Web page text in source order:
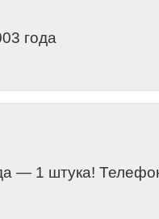
года
— 1 штука!